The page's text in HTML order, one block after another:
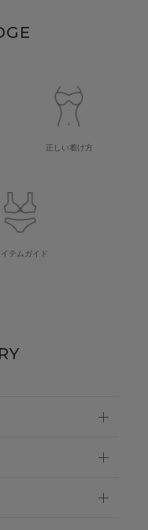
正しい着け方
イテムガイド